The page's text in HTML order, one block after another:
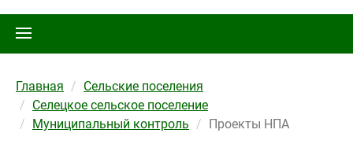
Главная
Сельские поселения
Селецкое сельское поселение
Муниципальный контроль
Проекты НПА